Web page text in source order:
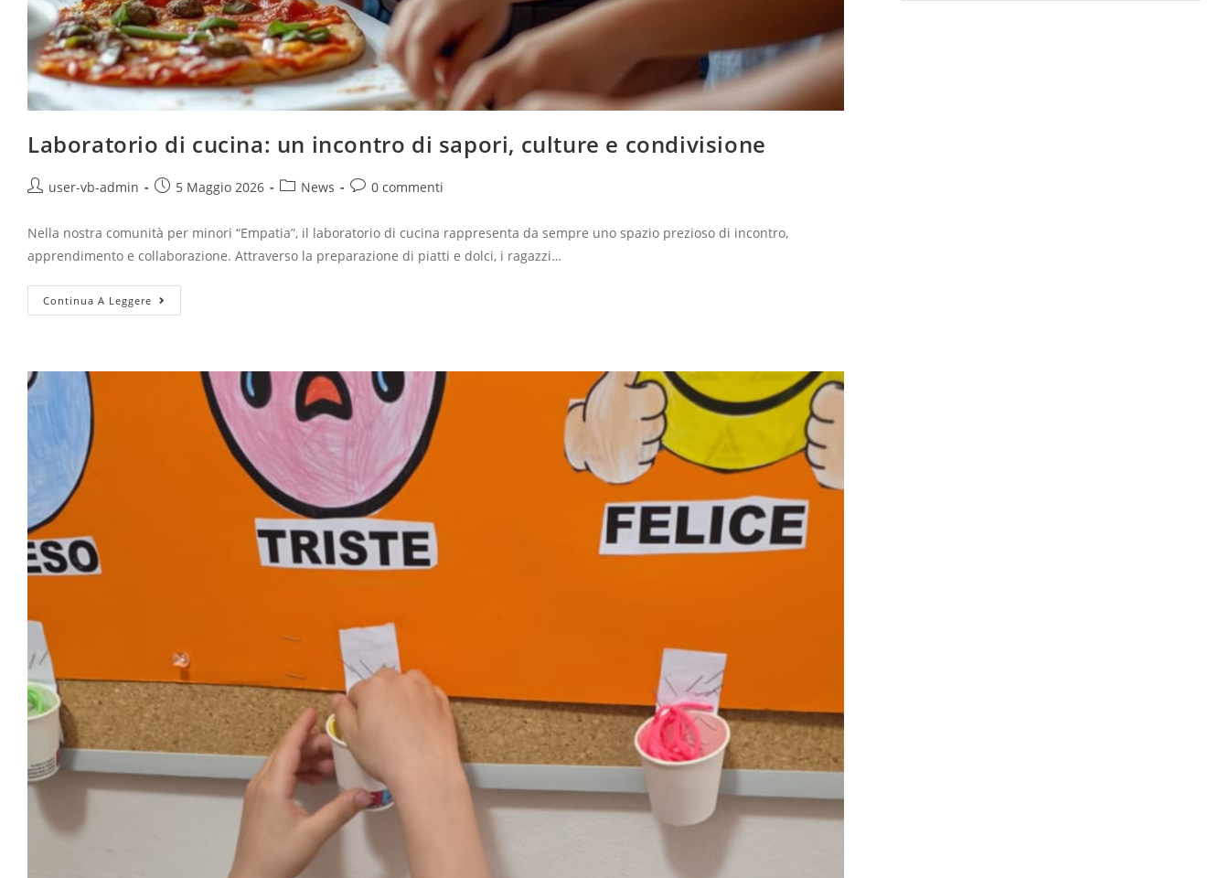
Laboratorio di cucina: un incontro di sapori, culture e condivisione
user-vb-admin 5 Maggio 2026 News 0 commenti
Nella nostra comunità per minori “Empatia”, il laboratorio di cucina rappresenta da sempre uno spazio prezioso di incontro,
apprendimento e collaborazione. Attraverso la preparazione di piatti e dolci, i ragazzi…
Continua A Leggere